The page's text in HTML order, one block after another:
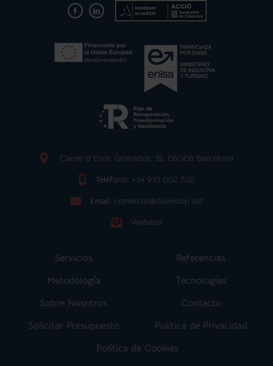
Carrer d'Enric Granados, 32, 08008 Barcelona
Teléfono: +34 933 002 702
Email: comercial@develoop.net
Webmail
Servicios
Referencias
Metodología
Tecnologías
Sobre Nosotros
Contacto
Solicitar Presupuesto
Política de Privacidad
Política de Cookies